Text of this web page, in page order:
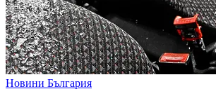
Новини България